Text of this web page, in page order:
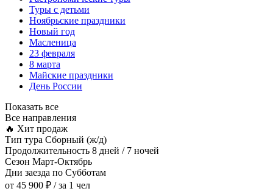
Туры с детьми
Ноябрьские праздники
Новый год
Масленица
23 февраля
8 марта
Майские праздники
День России
Показать все
Все направления
🔥 Хит продаж
Тип тура Сборный (ж/д)
Продолжительность 8 дней / 7 ночей
Сезон Март-Октябрь
Дни заезда по Субботам
от 45 900 ₽ / за 1 чел